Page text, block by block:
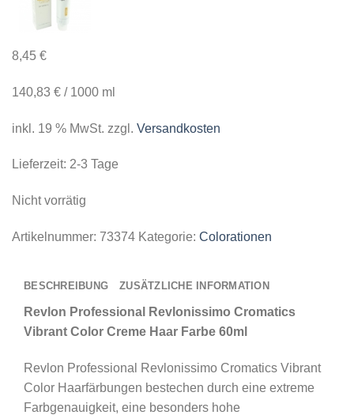
8,45 €
140,83 € / 1000 ml
inkl. 19 % MwSt. zzgl. Versandkosten
Lieferzeit: 2-3 Tage
Nicht vorrätig
Artikelnummer: 73374 Kategorie: Colorationen
BESCHREIBUNG ZUSÄTZLICHE INFORMATION
Revlon Professional Revlonissimo Cromatics
Vibrant Color Creme Haar Farbe 60ml
Revlon Professional Revlonissimo Cromatics Vibrant
Color Haarfärbungen bestechen durch eine extreme
Farbgenauigkeit, eine besonders hohe